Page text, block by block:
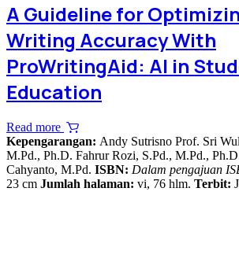
A Guideline for
Writing Accuracy With
ProWritingAid: AI in
Education
Read more
Kepengarangan: Andy Sutrisno Prof. Sri
M.Pd., Ph.D. Fahrur Rozi, S.Pd., M.Pd.,
Cahyanto, M.Pd. ISBN: Dalam pengajuan
23 cm Jumlah halaman: vi, 76 hlm. Terbit: